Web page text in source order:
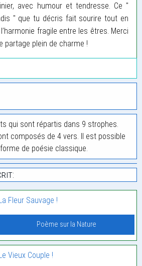
avec humour et tendresse. Ce "
" que tu décris fait sourire tout en
fragile entre les êtres. Merci
partage plein de charme !
qui sont répartis dans 9 strophes.
composés de 4 vers. Il est possible
de poésie classique.
Fleur Sauvage !
Poème sur la Nature
Vieux Couple !